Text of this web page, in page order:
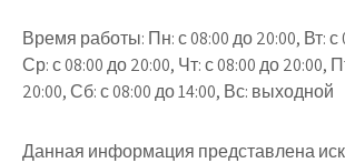
Время работы: Пн: с 08:00 до 20:00, Вт: с
Ср: с 08:00 до 20:00, Чт: с 08:00 до 20:00,
20:00, Сб: с 08:00 до 14:00, Вс: выходной
Данная информация представлена